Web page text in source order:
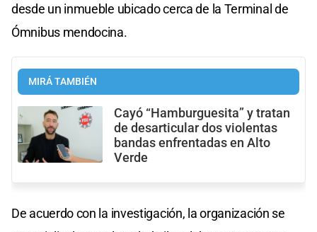
desde un inmueble ubicado cerca de la Terminal de
Ómnibus mendocina.
MIRÁ TAMBIÉN
Cayó “Hamburguesita” y tratan
de desarticular dos violentas
bandas enfrentadas en Alto
Verde
De acuerdo con la investigación, la organización se